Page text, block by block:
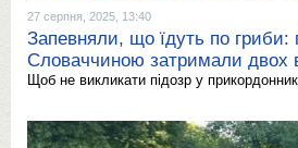
27 серпня, 2025, 13:40
Запевняли, що їдуть по гриби:
Словаччиною затримали двох
Щоб не викликати підозр у